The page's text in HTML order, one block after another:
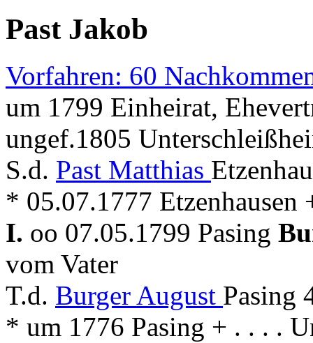
Past Jakob
Vorfahren: 60
um 1799 Einheirat,
ungef.1805
S.d. Past Matthias
* 05.07.1777 Etzenhausen
I. oo 07.05.1799 Pasing
vom Vater
T.d. Burger August Pasing
* um 1776 Pasing + . . . .